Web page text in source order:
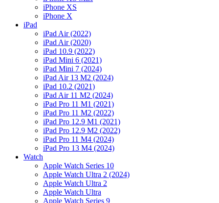
iPhone XS
iPhone X
iPad
iPad Air (2022)
iPad Air (2020)
iPad 10.9 (2022)
iPad Mini 6 (2021)
iPad Mini 7 (2024)
iPad Air 13 M2 (2024)
iPad 10.2 (2021)
iPad Air 11 M2 (2024)
iPad Pro 11 M1 (2021)
iPad Pro 11 M2 (2022)
iPad Pro 12.9 M1 (2021)
iPad Pro 12.9 M2 (2022)
iPad Pro 11 M4 (2024)
iPad Pro 13 M4 (2024)
Watch
Apple Watch Series 10
Apple Watch Ultra 2 (2024)
Apple Watch Ultra 2
Apple Watch Ultra
Apple Watch Series 9